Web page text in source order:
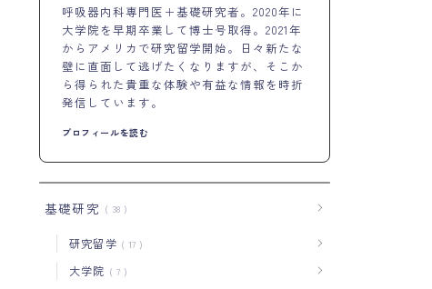
呼吸器内科専門医＋基礎研究者。2020年に
大学院を早期卒業して博士号取得。2021年
からアメリカで研究留学開始。日々新たな
壁に直面して逃げたくなりますが、そこか
ら得られた貴重な体験や有益な情報を時折
発信しています。
プロフィールを読む
基礎研究 38
研究留学 17
大学院 7